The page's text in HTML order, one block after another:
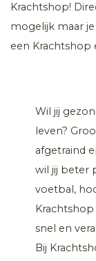
Krachtshop!
mogelijk maar
een Krachtshop
Wil jij
leven?
afgetraind
wil jij beter
voetbal,
snel en
Bij